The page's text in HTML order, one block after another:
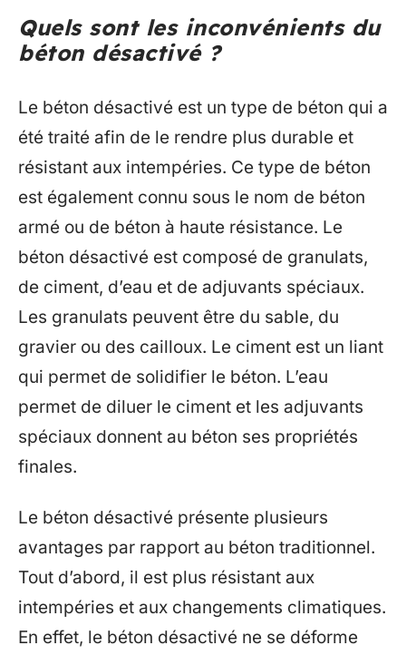
Quels sont les inconvénients du
béton désactivé ?
Le béton désactivé est un type de béton qui a
été traité afin de le rendre plus durable et
résistant aux intempéries. Ce type de béton
est également connu sous le nom de béton
armé ou de béton à haute résistance. Le
béton désactivé est composé de granulats,
de ciment, d’eau et de adjuvants spéciaux.
Les granulats peuvent être du sable, du
gravier ou des cailloux. Le ciment est un liant
qui permet de solidifier le béton. L’eau
permet de diluer le ciment et les adjuvants
spéciaux donnent au béton ses propriétés
finales.
Le béton désactivé présente plusieurs
avantages par rapport au béton traditionnel.
Tout d’abord, il est plus résistant aux
intempéries et aux changements climatiques.
En effet, le béton désactivé ne se déforme